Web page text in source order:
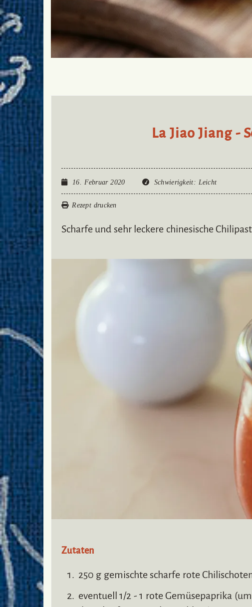
La Jiao Jiang -
16. Februar 2020 Schwierigkeit: Leicht
Rezept drucken
Scharfe und sehr leckere chinesische
Zutaten
250 g gemischte scharfe rote
eventuell 1/2 - 1 rote Gemüsepaprika (um